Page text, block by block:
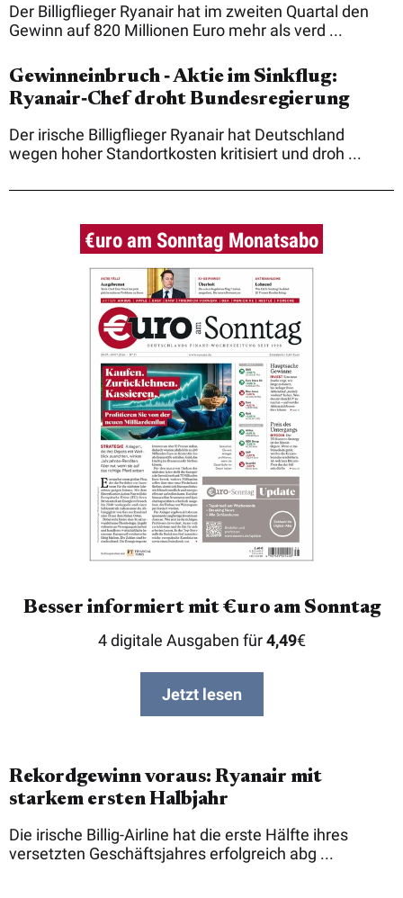
Der Billigflieger Ryanair hat im zweiten Quartal den
Gewinn auf 820 Millionen Euro mehr als verd ...
Gewinneinbruch ‑ Aktie im Sinkflug:
Ryanair‑Chef droht Bundesregierung
Der irische Billigflieger Ryanair hat Deutschland
wegen hoher Standortkosten kritisiert und droh ...
€uro am Sonntag Monatsabo
Besser informiert mit €uro am Sonntag
4 digitale Ausgaben für4,49€
Jetzt lesen
Rekordgewinn voraus: Ryanair mit
starkem ersten Halbjahr
Die irische Billig-Airline hat die erste Hälfte ihres
versetzten Geschäftsjahres erfolgreich abg ...